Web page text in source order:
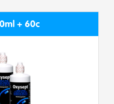
+ 60c